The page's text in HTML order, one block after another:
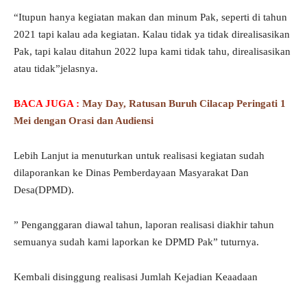
“Itupun hanya kegiatan makan dan minum Pak, seperti di tahun
2021 tapi kalau ada kegiatan. Kalau tidak ya tidak direalisasikan
Pak, tapi kalau ditahun 2022 lupa kami tidak tahu, direalisasikan
atau tidak”jelasnya.
BACA JUGA : May Day, Ratusan Buruh Cilacap Peringati 1
Mei dengan Orasi dan Audiensi
Lebih Lanjut ia menuturkan untuk realisasi kegiatan sudah
dilaporankan ke Dinas Pemberdayaan Masyarakat Dan
Desa(DPMD).
” Penganggaran diawal tahun, laporan realisasi diakhir tahun
semuanya sudah kami laporkan ke DPMD Pak” tuturnya.
Kembali disinggung realisasi Jumlah Kejadian Keaadaan